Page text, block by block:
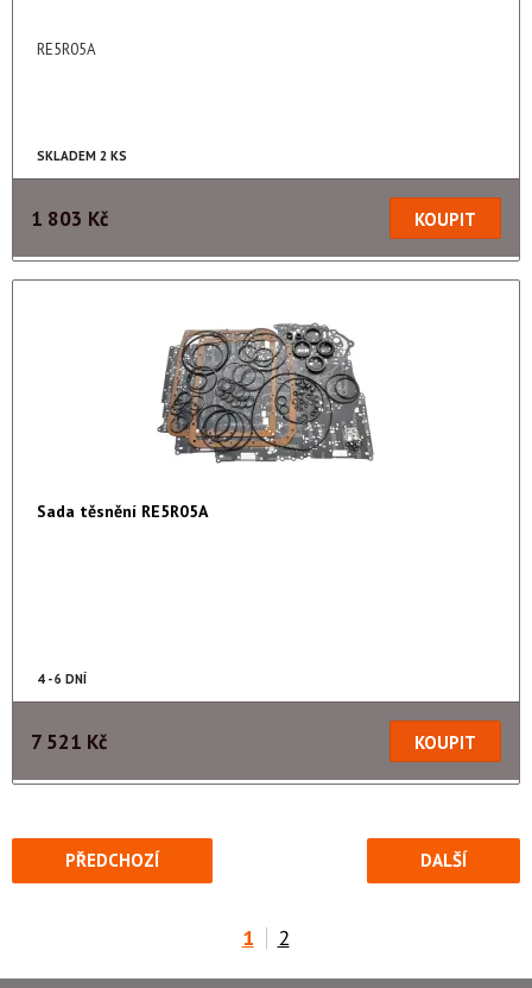
RE5R05A
SKLADEM 2 KS
1 803 Kč
Sada těsnění RE5R05A
4 - 6 DNÍ
7 521 Kč
PŘEDCHOZÍ
1 2
DALŠÍ